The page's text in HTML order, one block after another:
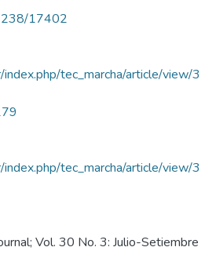
17402
tec_marcha/article/view/3
tec_marcha/article/view/3
Vol. 30 No. 3: Julio-Setiembre